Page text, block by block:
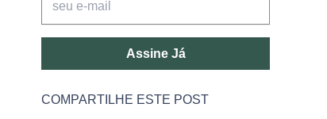
Assine Já
COMPARTILHE ESTE POST